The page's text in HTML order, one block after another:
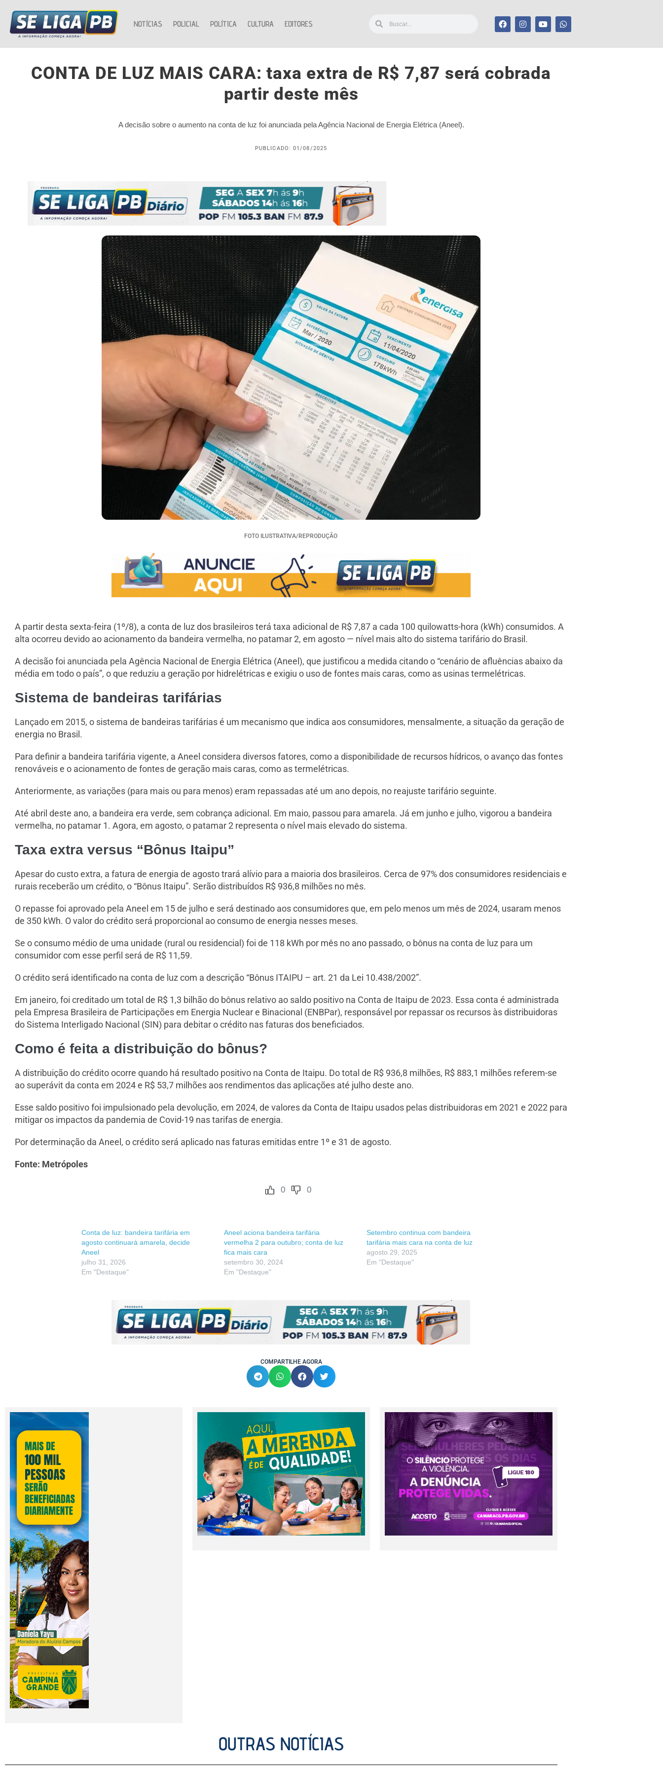
NOTÍCIAS POLICIAL POLÍTICA CULTURA EDITORES
CONTA DE LUZ MAIS CARA: taxa extra de R$ 7,87 será cobrada
partir deste mês
A decisão sobre o aumento na conta de luz foi anunciada pela Agência Nacional de Energia Elétrica (Aneel).
PUBLICADO: 01/08/2025
FOTO ILUSTRATIVA/REPRODUÇÃO
A partir desta sexta-feira (1º/8), a conta de luz dos brasileiros terá taxa adicional de R$ 7,87 a cada 100 quilowatts-hora (kWh) consumidos. A
alta ocorreu devido ao acionamento da bandeira vermelha, no patamar 2, em agosto — nível mais alto do sistema tarifário do Brasil.
A decisão foi anunciada pela Agência Nacional de Energia Elétrica (Aneel), que justificou a medida citando o “cenário de afluências abaixo da
média em todo o país”, o que reduziu a geração por hidrelétricas e exigiu o uso de fontes mais caras, como as usinas termelétricas.
Sistema de bandeiras tarifárias
Lançado em 2015, o sistema de bandeiras tarifárias é um mecanismo que indica aos consumidores, mensalmente, a situação da geração de
energia no Brasil.
Para definir a bandeira tarifária vigente, a Aneel considera diversos fatores, como a disponibilidade de recursos hídricos, o avanço das fontes
renováveis e o acionamento de fontes de geração mais caras, como as termelétricas.
Anteriormente, as variações (para mais ou para menos) eram repassadas até um ano depois, no reajuste tarifário seguinte.
Até abril deste ano, a bandeira era verde, sem cobrança adicional. Em maio, passou para amarela. Já em junho e julho, vigorou a bandeira
vermelha, no patamar 1. Agora, em agosto, o patamar 2 representa o nível mais elevado do sistema.
Taxa extra versus “Bônus Itaipu”
Apesar do custo extra, a fatura de energia de agosto trará alívio para a maioria dos brasileiros. Cerca de 97% dos consumidores residenciais e
rurais receberão um crédito, o “Bônus Itaipu”. Serão distribuídos R$ 936,8 milhões no mês.
O repasse foi aprovado pela Aneel em 15 de julho e será destinado aos consumidores que, em pelo menos um mês de 2024, usaram menos
de 350 kWh. O valor do crédito será proporcional ao consumo de energia nesses meses.
Se o consumo médio de uma unidade (rural ou residencial) foi de 118 kWh por mês no ano passado, o bônus na conta de luz para um
consumidor com esse perfil será de R$ 11,59.
O crédito será identificado na conta de luz com a descrição “Bônus ITAIPU – art. 21 da Lei 10.438/2002”.
Em janeiro, foi creditado um total de R$ 1,3 bilhão do bônus relativo ao saldo positivo na Conta de Itaipu de 2023. Essa conta é administrada
pela Empresa Brasileira de Participações em Energia Nuclear e Binacional (ENBPar), responsável por repassar os recursos às distribuidoras
do Sistema Interligado Nacional (SIN) para debitar o crédito nas faturas dos beneficiados.
Como é feita a distribuição do bônus?
A distribuição do crédito ocorre quando há resultado positivo na Conta de Itaipu. Do total de R$ 936,8 milhões, R$ 883,1 milhões referem-se
ao superávit da conta em 2024 e R$ 53,7 milhões aos rendimentos das aplicações até julho deste ano.
Esse saldo positivo foi impulsionado pela devolução, em 2024, de valores da Conta de Itaipu usados pelas distribuidoras em 2021 e 2022 para
mitigar os impactos da pandemia de Covid-19 nas tarifas de energia.
Por determinação da Aneel, o crédito será aplicado nas faturas emitidas entre 1º e 31 de agosto.
Fonte: Metrópoles
0 0
Conta de luz: bandeira tarifária em
agosto continuará amarela, decide
Aneel
julho 31, 2026
Em "Destaque"
Aneel aciona bandeira tarifária
vermelha 2 para outubro; conta de luz
fica mais cara
setembro 30, 2024
Em "Destaque"
Setembro continua com bandeira
tarifária mais cara na conta de luz
agosto 29, 2025
Em "Destaque"
COMPARTILHE AGORA
OUTRAS NOTÍCIAS